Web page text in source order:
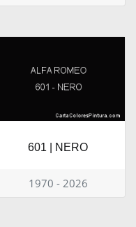
601 | NERO
1970 - 2026